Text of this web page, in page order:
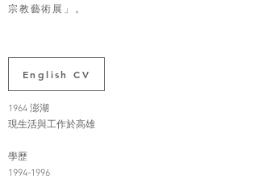
宗教藝術展」。
English CV
1964 澎湖
現生活與工作於高雄
學歷
1994-1996